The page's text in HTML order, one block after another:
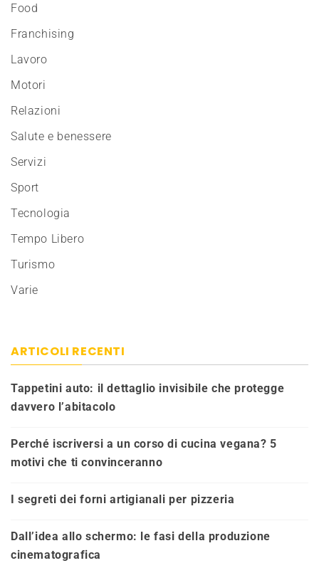
Food
Franchising
Lavoro
Motori
Relazioni
Salute e benessere
Servizi
Sport
Tecnologia
Tempo Libero
Turismo
Varie
ARTICOLI RECENTI
Tappetini auto: il dettaglio invisibile che protegge
davvero l’abitacolo
Perché iscriversi a un corso di cucina vegana? 5
motivi che ti convinceranno
I segreti dei forni artigianali per pizzeria
Dall’idea allo schermo: le fasi della produzione
cinematografica